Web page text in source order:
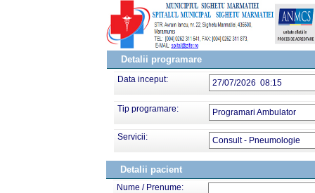
Detalii programare
Data inceput: 27/07/2026 08:15
Tip programare: Programari Ambulator
Servicii: Consult - Pneumologie
Detalii pacient
Nume / Prenume: